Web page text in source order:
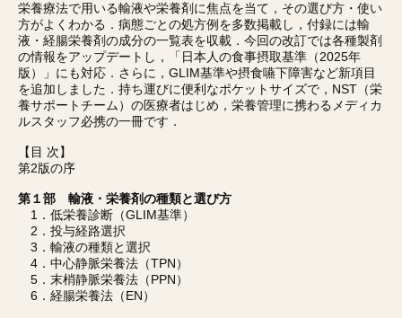
栄養療法で用いる輸液や栄養剤に焦点を当て，その選び方・使い
方がよくわかる．病態ごとの処方例を多数掲載し，付録には輸
液・経腸栄養剤の成分の一覧表を収載．今回の改訂では各種製剤
の情報をアップデートし，「日本人の食事摂取基準（2025年
版）」にも対応．さらに，GLIM基準や摂食嚥下障害など新項目
を追加しました．持ち運びに便利なポケットサイズで，NST（栄
養サポートチーム）の医療者はじめ，栄養管理に携わるメディカ
ルスタッフ必携の一冊です．
【目 次】
第2版の序
第１部 輸液・栄養剤の種類と選び方
1．低栄養診断（GLIM基準）
2．投与経路選択
3．輸液の種類と選択
4．中心静脈栄養法（TPN）
5．末梢静脈栄養法（PPN）
6．経腸栄養法（EN）